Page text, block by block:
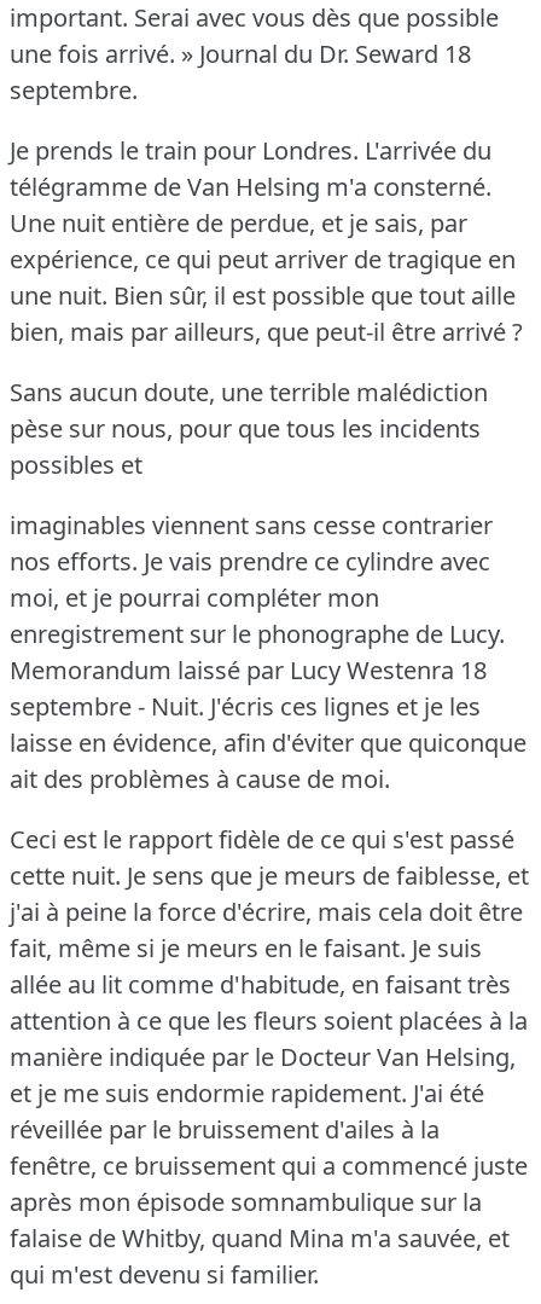
important. Serai avec vous dès que possible
une fois arrivé. » Journal du Dr. Seward 18
septembre.
Je prends le train pour Londres. L'arrivée du
télégramme de Van Helsing m'a consterné.
Une nuit entière de perdue, et je sais, par
expérience, ce qui peut arriver de tragique en
une nuit. Bien sûr, il est possible que tout aille
bien, mais par ailleurs, que peut-il être arrivé ?
Sans aucun doute, une terrible malédiction
pèse sur nous, pour que tous les incidents
possibles et
imaginables viennent sans cesse contrarier
nos efforts. Je vais prendre ce cylindre avec
moi, et je pourrai compléter mon
enregistrement sur le phonographe de Lucy.
Memorandum laissé par Lucy Westenra 18
septembre - Nuit. J'écris ces lignes et je les
laisse en évidence, afin d'éviter que quiconque
ait des problèmes à cause de moi.
Ceci est le rapport fidèle de ce qui s'est passé
cette nuit. Je sens que je meurs de faiblesse, et
j'ai à peine la force d'écrire, mais cela doit être
fait, même si je meurs en le faisant. Je suis
allée au lit comme d'habitude, en faisant très
attention à ce que les fleurs soient placées à la
manière indiquée par le Docteur Van Helsing,
et je me suis endormie rapidement. J'ai été
réveillée par le bruissement d'ailes à la
fenêtre, ce bruissement qui a commencé juste
après mon épisode somnambulique sur la
falaise de Whitby, quand Mina m'a sauvée, et
qui m'est devenu si familier.